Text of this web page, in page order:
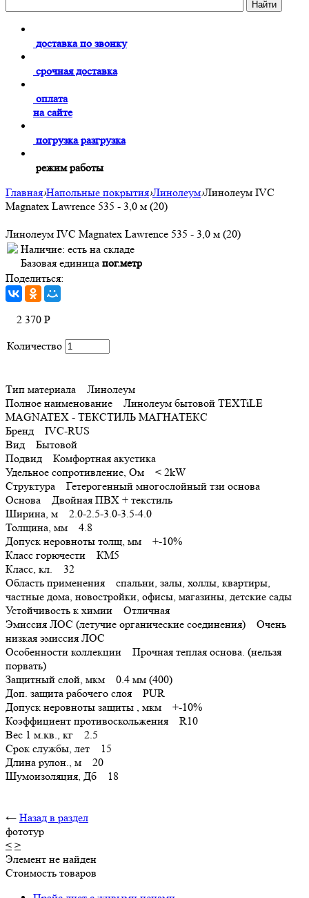
доставка по звонку
срочная доставка
оплата
на сайте
погрузка разгрузка
режим работы
Главная›Напольные покрытия›Линолеум›Линолеум IVC
Magnatex Lawrence 535 - 3,0 м (20)
Линолеум IVC Magnatex Lawrence 535 - 3,0 м (20)
Наличие: есть на складе
Базовая единица пог.метр
Поделиться:
2 370 Р
Количество
Тип материала Линолеум
Полное наименование Линолеум бытовой TEXTiLE
MAGNATEX - ТЕКСТИЛЬ МАГНАТЕКС
Бренд IVC-RUS
Вид Бытовой
Подвид Комфортная акустика
Удельное сопротивление, Ом < 2kW
Структура Гетерогенный многослойный тзи основа
Основа Двойная ПВХ + текстиль
Ширина, м 2.0-2.5-3.0-3.5-4.0
Толщина, мм 4.8
Допуск неровноты толщ, мм +-10%
Класс горючести КМ5
Класс, кл. 32
Область применения спальни, залы, холлы, квартиры,
частные дома, новостройки, офисы, магазины, детские сады
Устойчивость к химии Отличная
Эмиссия ЛОС (летучие органические соединения) Очень
низкая эмиссия ЛОС
Особенности коллекции Прочная теплая основа. (нельзя
порвать)
Защитный слой, мкм 0.4 мм (400)
Доп. защита рабочего слоя PUR
Допуск неровноты защиты , мкм +-10%
Коэффициент противоскольжения R10
Вес 1 м.кв., кг 2.5
Срок службы, лет 15
Длина рулон., м 20
Шумоизоляция, Дб 18
← Назад в раздел
фототур
< >
Элемент не найден
Стоимость товаров